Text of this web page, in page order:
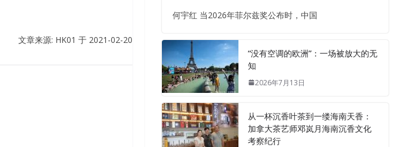
文章来源: HK01 于 2021-02-20
何宇红 当2026年菲尔兹奖公布时，中国
“没有空调的欧洲”：一场被放大的无
知
2026年7月13日
从一杯沉香叶茶到一缕海南天香：
加拿大茶艺师邓岚月海南沉香文化
考察纪行